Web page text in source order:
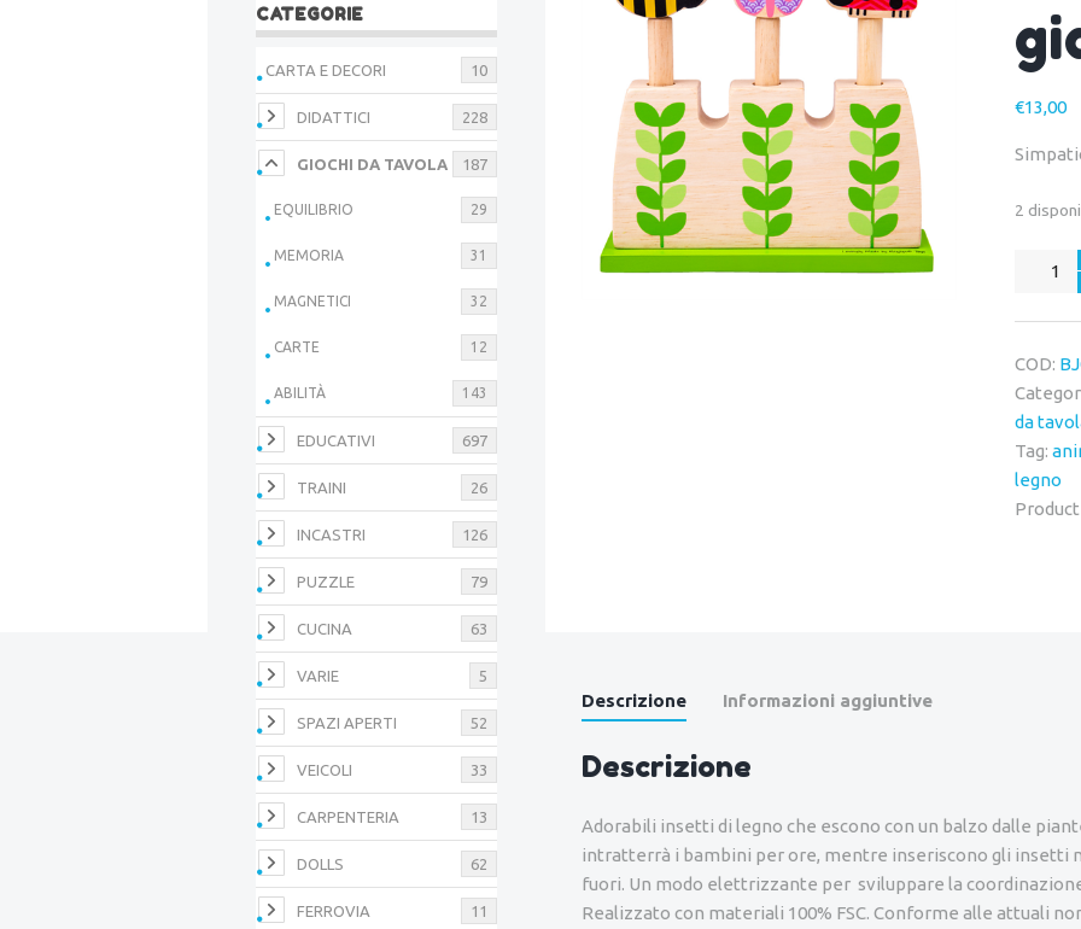
€13,00
2
nel
COD:
da
Tag:
legno
Descrizione Informazioni aggiuntive
Descrizione
Adorabili insetti di legno che escono con un balzo dalle
intratterrà i bambini per ore, mentre inseriscono gli insetti
fuori. Un modo elettrizzante per sviluppare la
Realizzato con materiali 100% FSC. Conforme alle attuali
CATEGORIE
CARTA E DECORI 10
DIDATTICI 228
GIOCHI DA TAVOLA 187
EQUILIBRIO 29
MEMORIA 31
MAGNETICI 32
CARTE 12
ABILITÀ 143
EDUCATIVI 697
TRAINI 26
INCASTRI 126
PUZZLE 79
CUCINA 63
VARIE 5
SPAZI APERTI 52
VEICOLI 33
CARPENTERIA 13
DOLLS 62
FERROVIA 11